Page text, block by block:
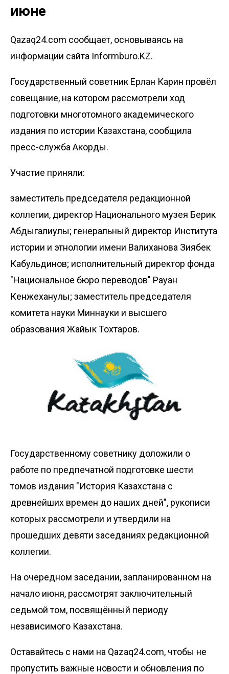
июне
Qazaq24.com сообщает, основываясь на
информации сайта Informburo.KZ.
Государственный советник Ерлан Карин провёл
совещание, на котором рассмотрели ход
подготовки многотомного академического
издания по истории Казахстана, сообщила
пресс-служба Акорды.
Участие приняли:
заместитель председателя редакционной
коллегии, директор Национального музея Берик
Абдыгалиулы; генеральный директор Института
истории и этнологии имени Валиханова Зиябек
Кабульдинов; исполнительный директор фонда
"Национальное бюро переводов" Рауан
Кенжеханулы; заместитель председателя
комитета науки Миннауки и высшего
образования Жайык Тохтаров.
Государственному советнику доложили о
работе по предпечатной подготовке шести
томов издания "История Казахстана с
древнейших времен до наших дней", рукописи
которых рассмотрели и утвердили на
прошедших девяти заседаниях редакционной
коллегии.
На очередном заседании, запланированном на
начало июня, рассмотрят заключительный
седьмой том, посвящённый периоду
независимого Казахстана.
Оставайтесь с нами на Qazaq24.com, чтобы не
пропустить важные новости и обновления по